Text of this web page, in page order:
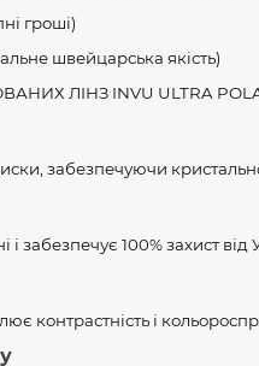
гроші)
швейцарська якість)
ЛІНЗ INVU ULTRA
забезпечуючи
забезпечує 100% захист від
контрастність і